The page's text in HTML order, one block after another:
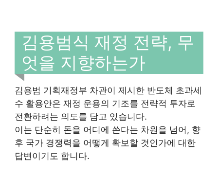
김용범식 재정 전략, 무
엇을 지향하는가
김용범 기획재정부 차관이 제시한 반도체 초과세
수 활용안은 재정 운용의 기조를 전략적 투자로
전환하려는 의도를 담고 있습니다.
이는 단순히 돈을 어디에 쓴다는 차원을 넘어, 향
후 국가 경쟁력을 어떻게 확보할 것인가에 대한
답변이기도 합니다.